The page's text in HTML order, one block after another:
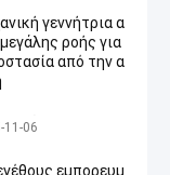
γεννήτρια α
ροής για
από την α
αζώτου υψηλής αγ
11-06
εμπορευμ